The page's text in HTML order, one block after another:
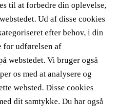
til at forbedre din oplevelse,
Ud af disse cookies
efter behov, i din
for udførelsen af
webstedet. Vi bruger også
os med at analysere og
websted. Disse cookies
dit samtykke. Du har også